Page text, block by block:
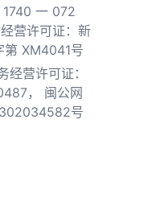
一 072
营许可证：新
第 XM4041号
经营许可证：
，
闽公网
号